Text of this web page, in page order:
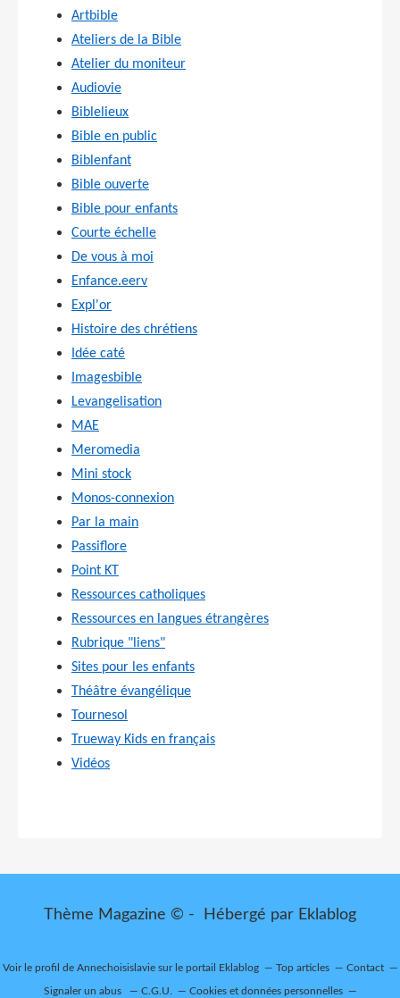
Artbible
Ateliers de la Bible
Atelier du moniteur
Audiovie
Biblelieux
Bible en public
Biblenfant
Bible ouverte
Bible pour enfants
Courte échelle
De vous à moi
Enfance.eerv
Expl'or
Histoire des chrétiens
Idée caté
Imagesbible
Levangelisation
MAE
Meromedia
Mini stock
Monos-connexion
Par la main
Passiflore
Point KT
Ressources catholiques
Ressources en langues étrangères
Rubrique "liens"
Sites pour les enfants
Théâtre évangélique
Tournesol
Trueway Kids en français
Vidéos
Thème Magazine © - Hébergé par Eklablog
Voir le profil de Annechoisislaviesur le portail Eklablog Top articles Contact
Signaler un abus C.G.U. Cookies et données personnelles